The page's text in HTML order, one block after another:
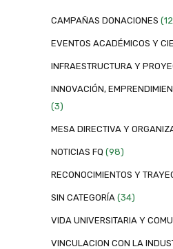
CAMPAÑAS DONACIONES
EVENTOS ACADÉMICOS Y
INFRAESTRUCTURA Y
INNOVACIÓN,
(3)
MESA DIRECTIVA Y
NOTICIAS FQ (98)
RECONOCIMIENTOS Y
SIN CATEGORÍA (34)
VIDA UNIVERSITARIA Y
VINCULACION CON LA